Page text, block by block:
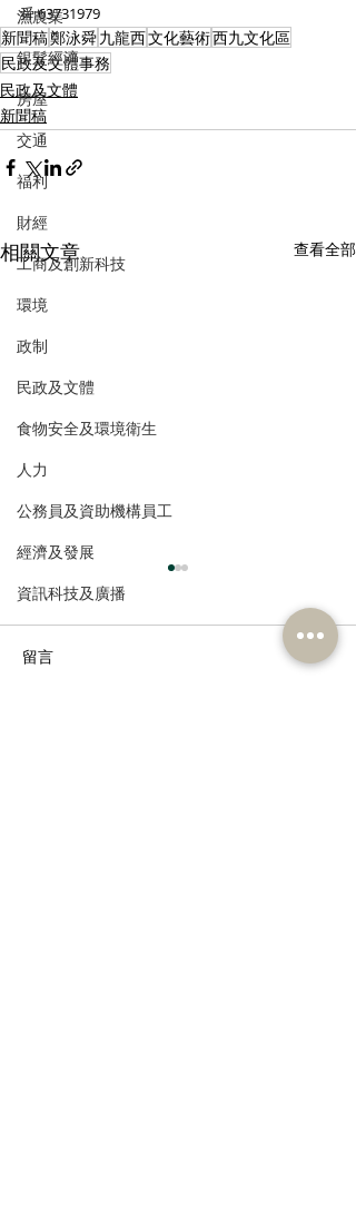
漁農業
銀髮經濟
房屋
交通
福利
財經
工商及創新科技
環境
政制
民政及文體
食物安全及環境衛生
人力
公務員及資助機構員工
經濟及發展
資訊科技及廣播
舜 63731979
新聞稿鄭泳舜九龍西文化藝術西九文化區
民政及文體事務
民政及文體
新聞稿
相關文章 查看全部
留言